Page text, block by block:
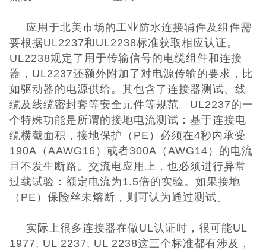
CE认证常见问
题
3C认证
CQC认证
十环能效认证
环保节能认证
ROHS认证
日本PSE认证
应用于北美市场的工业防水连接辅件及组件需
要根据UL2237和UL2238标准获取相应认证。
UL2238规定了用于传输信号的电缆组件和连接
器，UL2237还额外附加了对电源传输的要求，比
如驱动器的电源供给。其包含了连接器测试、线
缆及线缆密封套等安全元件等规范。UL2237的一
个特殊功能是所谓的接地电流测试：基于连接电
缆横截面积，接地保护（PE）必须在4秒内承受
190A（AAWG16）或者300A（AWG14）的电流
且不发生断路。交流电应用上，也必须进行异常
过载试验：额定电流为1.5倍的实验。如果接地
（PE）保险丝未熔断，则可认为通过测试。
实际上很多连接器在做UL认证时，很可能UL
1977, UL 2237, UL 2238这三个标准都有涉及，